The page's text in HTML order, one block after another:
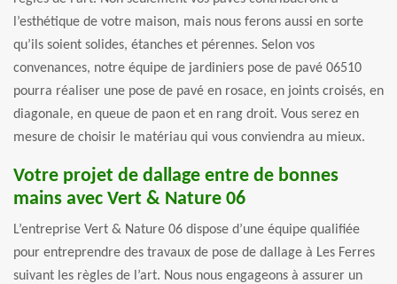
l’esthétique de votre maison, mais nous ferons aussi en sorte
qu’ils soient solides, étanches et pérennes. Selon vos
convenances, notre équipe de jardiniers pose de pavé 06510
pourra réaliser une pose de pavé en rosace, en joints croisés, en
diagonale, en queue de paon et en rang droit. Vous serez en
mesure de choisir le matériau qui vous conviendra au mieux.
Votre projet de dallage entre de bonnes
mains avec Vert & Nature 06
L’entreprise Vert & Nature 06 dispose d’une équipe qualifiée
pour entreprendre des travaux de pose de dallage à Les Ferres
suivant les règles de l’art. Nous nous engageons à assurer un